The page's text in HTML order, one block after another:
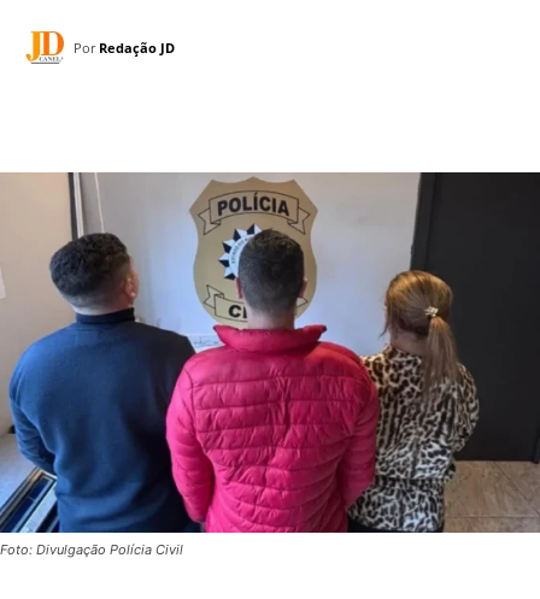
Por Redação JD
Foto: Divulgação Polícia Civil